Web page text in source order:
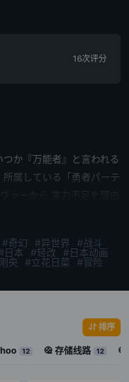
16次评分
か『万能者』と言われる
属している「勇者パーテ
パーティのために【剣
底、 纳得のいくものでは
ずの仲间からも『器用贫
……。 抜け落ちた记忆…
いの数々が、オルンの运
め 究极の『器用贫乏』
#奇幻 #异世界
#战斗
日本 #轻改
#日本动画
央 #立花日菜
#冒险
排序
12 存储线路 12